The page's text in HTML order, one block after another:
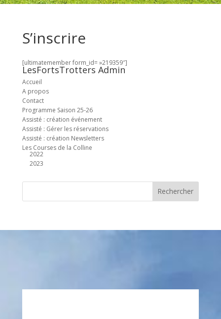
S’inscrire
[ultimatemember form_id= »219359″]
LesFortsTrotters Admin
Accueil
A propos
Contact
Programme Saison 25-26
Assisté : création événement
Assisté : Gérer les réservations
Assisté : création Newsletters
Les Courses de la Colline
2022
2023